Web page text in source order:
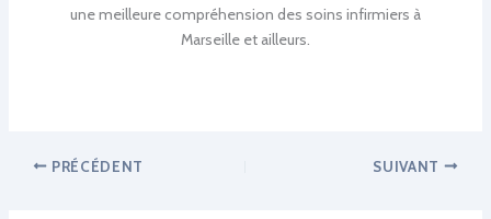
une meilleure compréhension des soins infirmiers à
Marseille et ailleurs.
PRÉCÉDENT SUIVANT